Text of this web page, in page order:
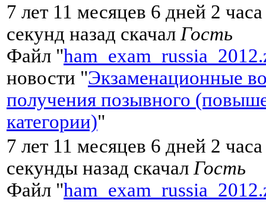
7 лет 11 месяцев 6 дней 2
секунд назад скачал Гость
Файл "
новости "Экзаменационные
получения позывного
категории)"
7 лет 11 месяцев 6 дней 2
секунды назад скачал Гость
Файл "